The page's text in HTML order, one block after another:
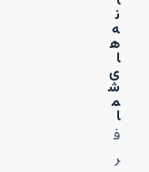
ن
ه‌
ه
ا
ی
ش
م
ا
ف
ر